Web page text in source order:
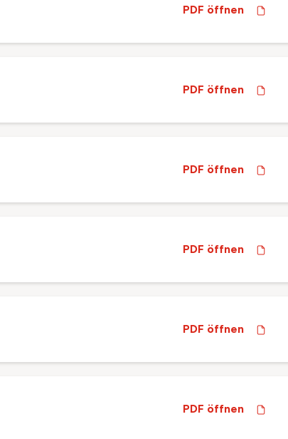
PDF öffnen
PDF öffnen
PDF öffnen
PDF öffnen
PDF öffnen
PDF öffnen